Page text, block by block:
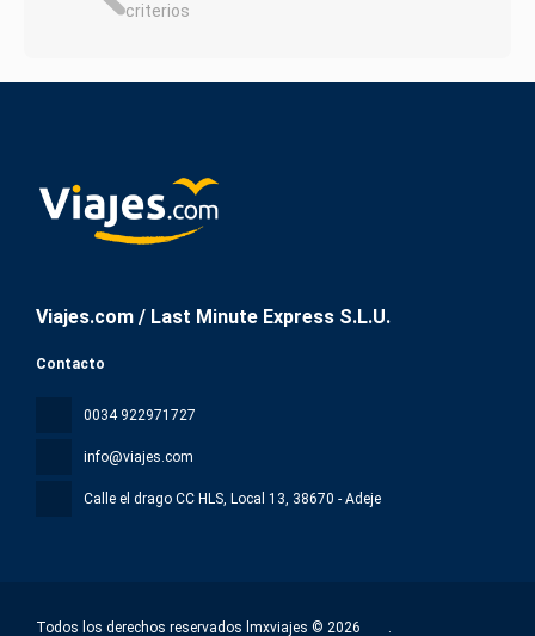
criterios
Viajes.com / Last Minute Express S.L.U.
Contacto
0034 922971727
info@viajes.com
Calle el drago CC HLS, Local 13, 38670 - Adeje
Todos los derechos reservados lmxviajes © 2026 .